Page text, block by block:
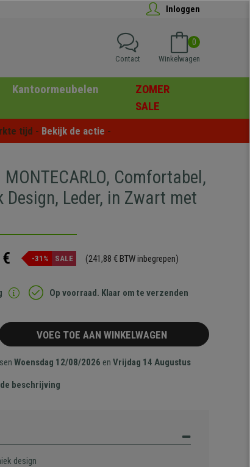
Inloggen
0
Winkelwagen
Contact
Kantoormeubelen
ZOMER
SALE
tijd - Bekijk de actie -
Comfortabel,
Leder, in Zwart met
-31% SALE (241,88 € BTW inbegrepen)
Op voorraad. Klaar om te verzenden
VOEG TOE AAN WINKELWAGEN
Woensdag 12/08/2026 enVrijdag 14 Augustus
beschrijving
design